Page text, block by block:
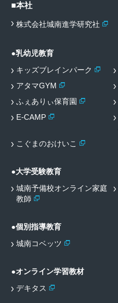
■本社
株式会社城南進学研究社
●乳幼児教育
キッズブレインパーク
アタマGYM
ふぇありぃ保育園
E-CAMP
こぐまのおけいこ
●大学受験教育
城南予備校オンライン家庭
教師
●個別指導教育
城南コベッツ
●オンライン学習教材
デキタス